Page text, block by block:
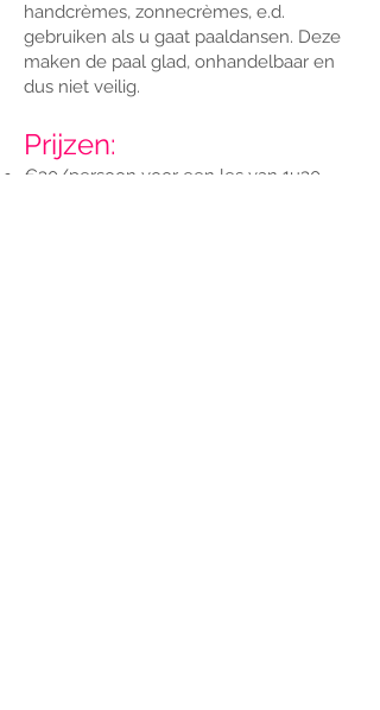
handcrèmes, zonnecrèmes, e.d.
gebruiken als u gaat paaldansen. Deze
maken de paal glad, onhandelbaar en
dus niet veilig.
Prijzen:
€30 /persoon voor een les van 1u30